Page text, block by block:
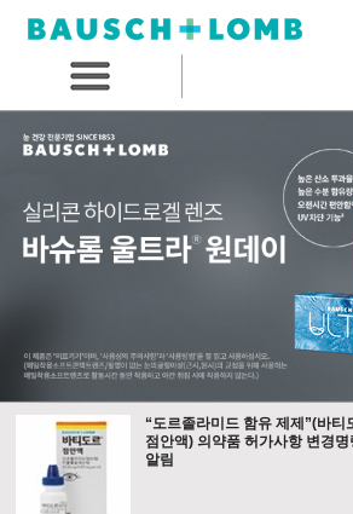
“도르졸라미드 함유 제제”(바티
점안액) 의약품 허가사항 변경명
알림